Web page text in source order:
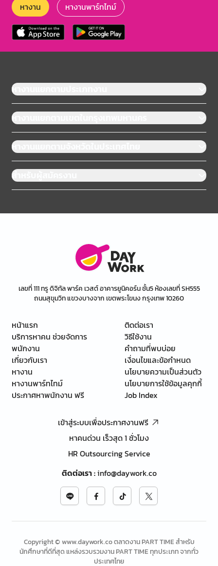
หางาน หางานพาร์ทไทม์
หางานแยกตามประเภทงาน
หางานแยกตามเขตในกรุงเทพมหานคร
หางานแยกตามจังหวัดในประเทศไทย
สำหรับผู้สมัครงาน
เลขที่ 111 ทรู ดิจิทัล พาร์ค เวสต์ อาคารยูนิคอร์น ชั้น5 ห้องเลขที่ SH555
ถนนสุขุมวิท แขวงบางจาก เขตพระโขนง กรุงเทพ 10260
หน้าแรก
บริการหาคน ช่วยจัดการ
พนักงาน
เกี่ยวกับเรา
หางาน
หางานพาร์ทไทม์
ประกาศหาพนักงาน ฟรี
ติดต่อเรา
วิธีใช้งาน
คำถามที่พบบ่อย
เงื่อนไขและข้อกำหนด
นโยบายความเป็นส่วนตัว
นโยบายการใช้ข้อมูลคุกกี้
Job Index
เข้าสู่ระบบเพื่อประกาศงานฟรี
หาคนด่วน เร็วสุด 1 ชั่วโมง
HR Outsourcing Service
ติดต่อเรา:info@daywork.co
Copyright © www.daywork.co ตลาดงาน PART TIME สำหรับ
นักศึกษาที่ดีที่สุด แหล่งรวบรวมงาน PART TIME ทุกประเภท จากทั่ว
ประเทศไทย